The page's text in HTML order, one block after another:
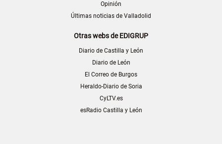
Opinión
Últimas noticias de Valladolid
Otras webs de EDIGRUP
Diario de Castilla y León
Diario de León
El Correo de Burgos
Heraldo-Diario de Soria
CyLTV.es
esRadio Castilla y León